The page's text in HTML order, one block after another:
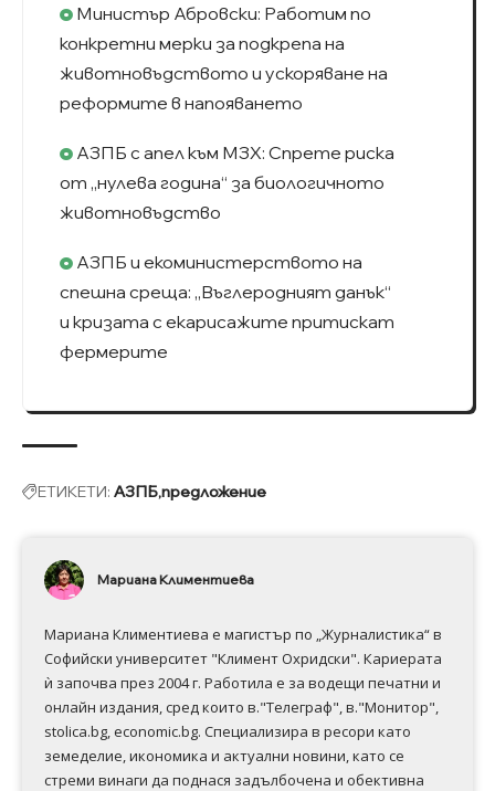
Министър Абровски: Работим по
конкретни мерки за подкрепа на
животновъдството и ускоряване на
реформите в напояването
АЗПБ с апел към МЗХ: Спрете риска
от „нулева година“ за биологичното
животновъдство
АЗПБ и екоминистерството на
спешна среща: „Въглеродният данък“
и кризата с екарисажите притискат
фермерите
ЕТИКЕТИ: АЗПБпредложение
Мариана Климентиева
Мариана Климентиева е магистър по „Журналистика“ в
Софийски университет "Климент Охридски". Кариерата
ѝ започва през 2004 г. Работила е за водещи печатни и
онлайн издания, сред които в."Телеграф", в."Монитор",
stolica.bg, economic.bg. Специализира в ресори като
земеделие, икономика и актуални новини, като се
стреми винаги да поднася задълбочена и обективна